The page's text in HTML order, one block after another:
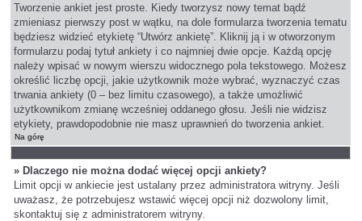
Tworzenie ankiet jest proste. Kiedy tworzysz nowy temat bądź
zmieniasz pierwszy post w wątku, na dole formularza tworzenia tematu
będziesz widzieć etykietę “Utwórz ankietę”. Kliknij ją i w otworzonym
formularzu podaj tytuł ankiety i co najmniej dwie opcje. Każdą opcję
należy wpisać w nowym wierszu widocznego pola tekstowego. Możesz
określić liczbę opcji, jakie użytkownik może wybrać, wyznaczyć czas
trwania ankiety (0 – bez limitu czasowego), a także umożliwić
użytkownikom zmianę wcześniej oddanego głosu. Jeśli nie widzisz
etykiety, prawdopodobnie nie masz uprawnień do tworzenia ankiet.
Na górę
» Dlaczego nie można dodać więcej opcji ankiety?
Limit opcji w ankiecie jest ustalany przez administratora witryny. Jeśli
uważasz, że potrzebujesz wstawić więcej opcji niż dozwolony limit,
skontaktuj się z administratorem witryny.